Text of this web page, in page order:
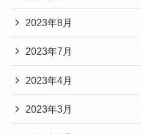
2023年8月
2023年7月
2023年4月
2023年3月